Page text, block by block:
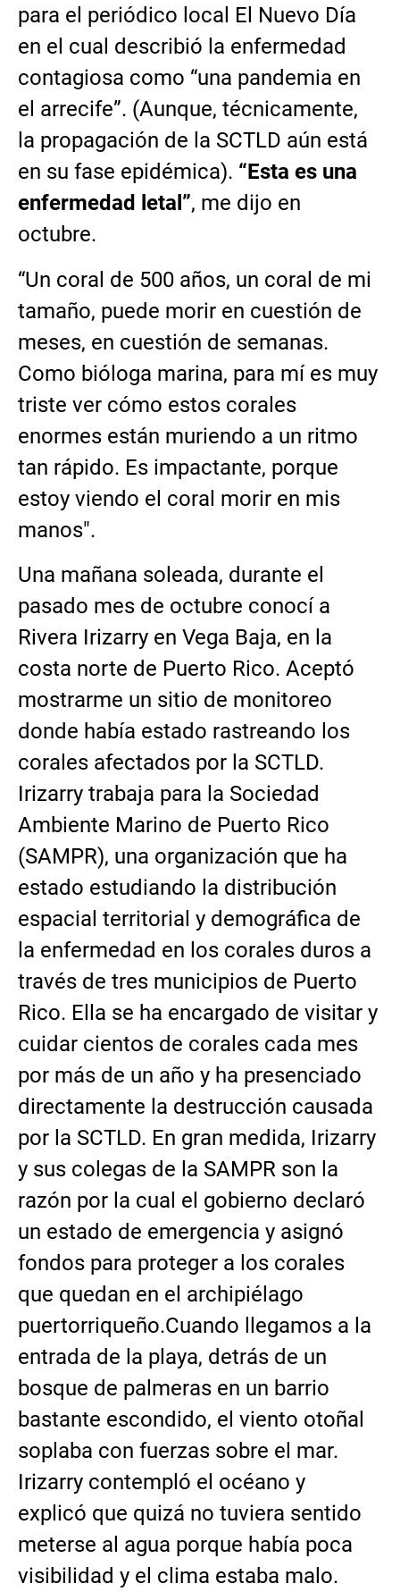
para el periódico local El Nuevo Día
en el cual describió la enfermedad
contagiosa como “una pandemia en
el arrecife”. (Aunque, técnicamente,
la propagación de la SCTLD aún está
en su fase epidémica). “Esta es una
enfermedad letal”, me dijo en
octubre.
“Un coral de 500 años, un coral de mi
tamaño, puede morir en cuestión de
meses, en cuestión de semanas.
Como bióloga marina, para mí es muy
triste ver cómo estos corales
enormes están muriendo a un ritmo
tan rápido. Es impactante, porque
estoy viendo el coral morir en mis
manos".
Una mañana soleada, durante el
pasado mes de octubre conocí a
Rivera Irizarry en Vega Baja, en la
costa norte de Puerto Rico. Aceptó
mostrarme un sitio de monitoreo
donde había estado rastreando los
corales afectados por la SCTLD.
Irizarry trabaja para la Sociedad
Ambiente Marino de Puerto Rico
(SAMPR), una organización que ha
estado estudiando la distribución
espacial territorial y demográfica de
la enfermedad en los corales duros a
través de tres municipios de Puerto
Rico. Ella se ha encargado de visitar y
cuidar cientos de corales cada mes
por más de un año y ha presenciado
directamente la destrucción causada
por la SCTLD. En gran medida, Irizarry
y sus colegas de la SAMPR son la
razón por la cual el gobierno declaró
un estado de emergencia y asignó
fondos para proteger a los corales
que quedan en el archipiélago
puertorriqueño.Cuando llegamos a la
entrada de la playa, detrás de un
bosque de palmeras en un barrio
bastante escondido, el viento otoñal
soplaba con fuerzas sobre el mar.
Irizarry contempló el océano y
explicó que quizá no tuviera sentido
meterse al agua porque había poca
visibilidad y el clima estaba malo.